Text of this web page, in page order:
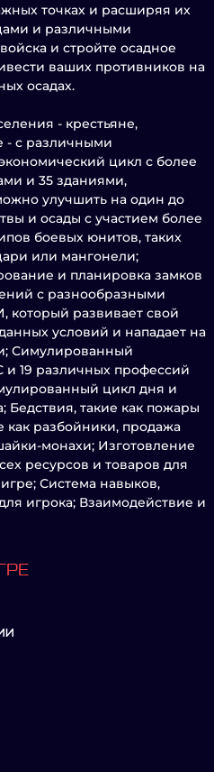
точках и расширяя их
и различными
и стройте осадное
ваших противников на
осадах.
- крестьяне,
- с различными
цикл с более
и 35 зданиями,
улучшить на один до
и осады с участием более
боевых юнитов, таких
или мангонели;
и планировка замков
с разнообразными
развивает свой
условий и нападает на
Симулированный
19 различных профессий
цикл дня и
Бедствия, такие как пожары
как разбойники, продажа
монахи; Изготовление
ресурсов и товаров для
Система навыков,
игрока; Взаимодействие и